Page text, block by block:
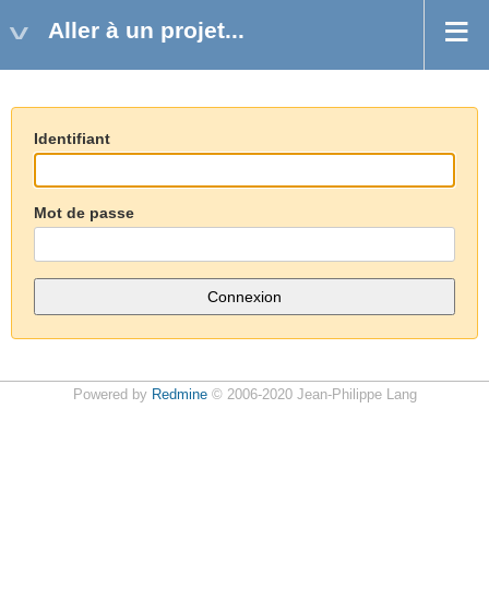
Aller à un projet...
Identifiant
Mot de passe
Powered by Redmine© 2006-2020 Jean-Philippe Lang